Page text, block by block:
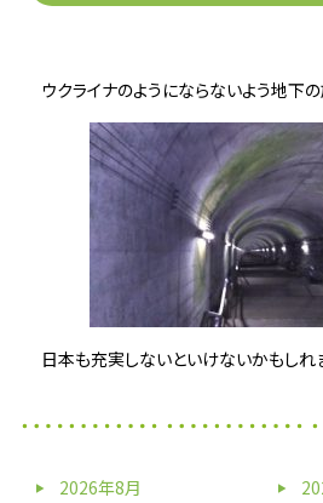
ウクライナのようにならないよう地下
日本も充実しないといけないかもしれ
2026年8月